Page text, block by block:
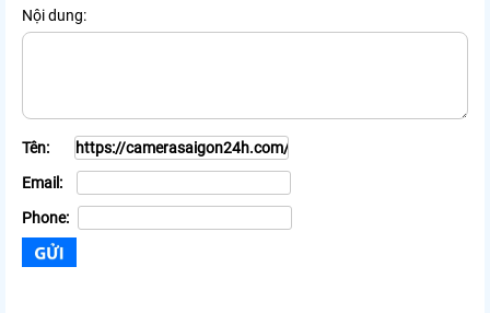
Nội dung:
Tên:
Email:
Phone: